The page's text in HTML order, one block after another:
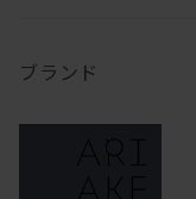
ブランド